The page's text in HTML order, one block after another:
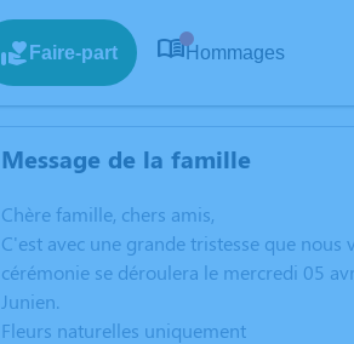
Faire-part Hommages
Message de la famille
Chère famille, chers amis,
C'est avec une grande tristesse que nous
cérémonie se déroulera le mercredi 05
Junien.
Fleurs naturelles uniquement